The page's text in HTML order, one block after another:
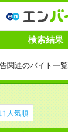
検索結果
関連のバイト一覧
人気順